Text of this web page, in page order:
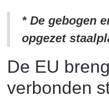
* De gebogen
opgezet
De EU
verbonden